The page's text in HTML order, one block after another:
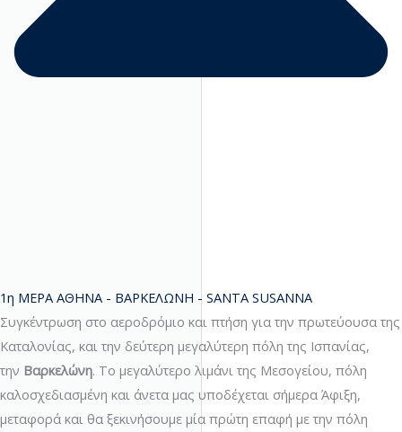
1η ΜΕΡΑ ΑΘΗΝΑ - ΒΑΡΚΕΛΩΝΗ - SANTA SUSANNA
Συγκέντρωση στο αεροδρόμιο και πτήση για την πρωτεύουσα της
Καταλονίας, και την δεύτερη μεγαλύτερη πόλη της Ισπανίας,
την Βαρκελώνη. Το μεγαλύτερο λιμάνι της Μεσογείου, πόλη
καλοσχεδιασμένη και άνετα μας υποδέχεται σήμερα Άφιξη,
μεταφορά και θα ξεκινήσουμε μία πρώτη επαφή με την πόλη